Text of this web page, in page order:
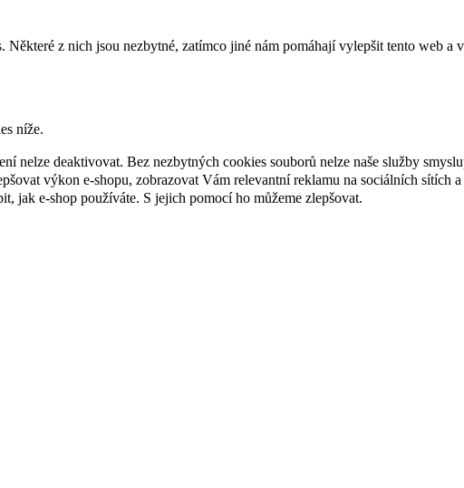
z nich jsou nezbytné, zatímco jiné nám pomáhají vylepšit tento web a
níže.
nelze deaktivovat. Bez nezbytných cookies souborů nelze naše služby
výkon e-shopu, zobrazovat Vám relevantní reklamu na sociálních sítích
jak e-shop používáte. S jejich pomocí ho můžeme zlepšovat.